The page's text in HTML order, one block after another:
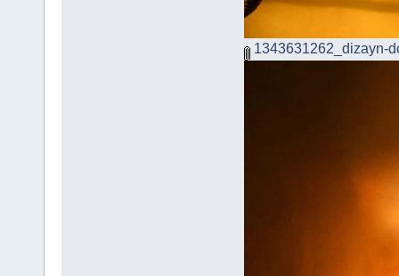
1343631262_dizayn-